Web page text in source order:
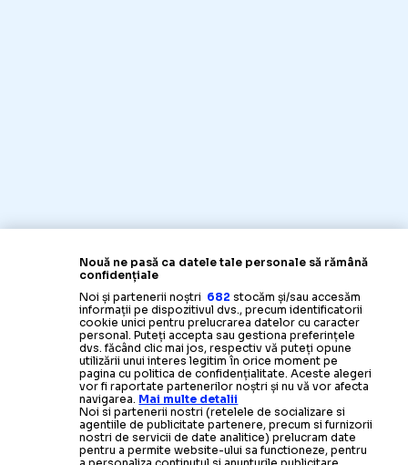
Nouă ne pasă ca datele tale personale să rămână
confidențiale
Noi și partenerii noștri 682 stocăm și/sau accesăm
informații pe dispozitivul dvs., precum identificatorii
cookie unici pentru prelucrarea datelor cu caracter
personal. Puteți accepta sau gestiona preferințele
dvs. făcând clic mai jos, respectiv vă puteți opune
utilizării unui interes legitim în orice moment pe
pagina cu politica de confidențialitate. Aceste alegeri
vor fi raportate partenerilor noștri și nu vă vor afecta
navigarea. Mai multe detalii
Noi si partenerii nostri (retelele de socializare si
agentiile de publicitate partenere, precum si furnizorii
nostri de servicii de date analitice) prelucram date
pentru a permite website-ului sa functioneze, pentru